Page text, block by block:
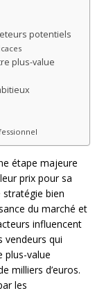
potentiels
plus-value
étape majeure
prix pour sa
stratégie bien
du marché et
influencent
vendeurs qui
plus-value
milliers d’euros.
les